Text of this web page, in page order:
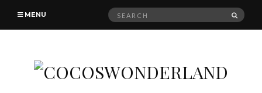
MENU
Search